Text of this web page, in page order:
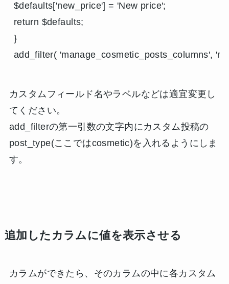
$defaults['new_price'] = 'New price';
return $defaults;
}
add_filter( 'manage_cosmetic_posts_columns',
カスタムフィールド名やラベルなどは適宜変更し
てください。
add_filterの第一引数の文字内にカスタム投稿の
post_type(ここではcosmetic)を入れるようにしま
す。
追加したカラムに値を表示させる
カラムができたら、そのカラムの中に各カスタム